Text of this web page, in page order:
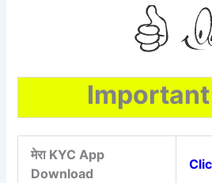
मेरा KYC App
Download